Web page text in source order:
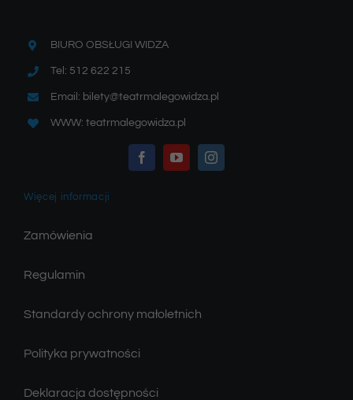
BIURO OBSŁUGI WIDZA
Tel: 512 622 215
Email: bilety@teatrmalegowidza.pl
WWW: teatrmalegowidza.pl
Więcej informacji
Zamówienia
Regulamin
Standardy ochrony małoletnich
Polityka prywatności
Deklaracja dostępności